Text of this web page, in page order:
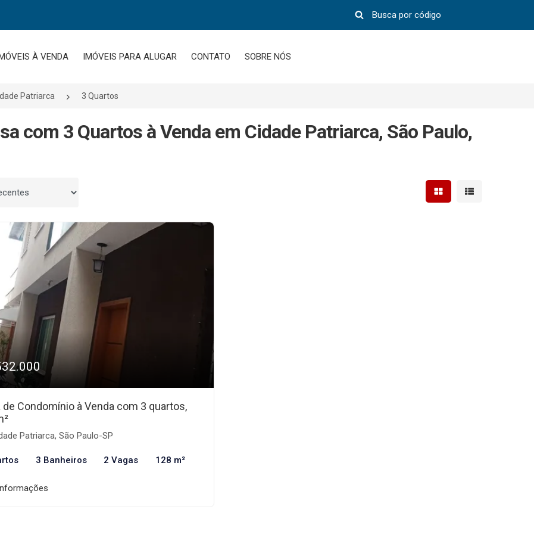
À VENDA IMÓVEIS PARA ALUGAR CONTATO SOBRE NÓS
Patriarca 3 Quartos
com 3 Quartos à Venda em Cidade Patriarca, São Paulo,
por Mostrar resultados em
Mostrar
de Condomínio à Venda com 3 quartos,
Patriarca, São Paulo-SP
3 Banheiros 2 Vagas 128 m²